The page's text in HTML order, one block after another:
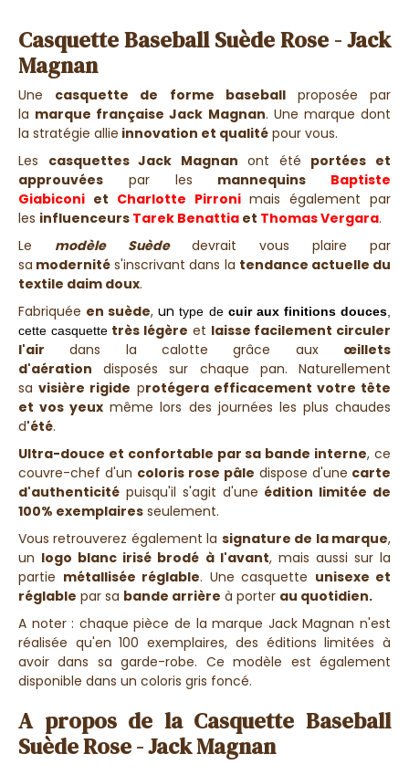
Casquette Baseball Suède Rose - Jack
Magnan
Une casquette de forme baseballproposée par
la marque française Jack Magnan. Une marque dont
la stratégie allie innovation et qualité pour vous.
Les casquettes Jack Magnan ont été portées et
approuvées par les mannequins Baptiste
Giabiconi et Charlotte Pirronimais également par
les influenceurs Tarek Benattia et Thomas Vergara.
Le modèle Suède
devrait vous plaire par
sa modernité s'inscrivant dans la tendance actuelle du
textile daim doux.
Fabriquée en suède,un type de cuir aux finitions douces
cette casquette très légère et laisse facilement circuler
l'air dans la calotte grâce aux œillets
d'aération disposés sur chaque pan. Naturellement
savisière rigide protégera efficacement votre tête
et vos yeux même lors des journées les plus chaudes
d'été.
Ultra-douce et confortable par sa bande interne, ce
couvre-chef d'un coloris rose pâle dispose d'une carte
d'authenticité puisqu'il s'agit d'une édition limitée de
100% exemplaires seulement.
Vous retrouverez également la signature de la marque,
un logo blanc irisé brodé à l'avant, mais aussi sur la
partie métallisée réglable. Une casquette unisexe et
réglable par sa bande arrière à porter au quotidien.
A noter : chaque pièce de la marque Jack Magnan n'est
réalisée qu'en 100 exemplaires, des éditions limitées à
avoir dans sa garde-robe. Ce modèle est également
disponible dans un coloris gris foncé.
A propos de la Casquette Baseball
Suède Rose - Jack Magnan